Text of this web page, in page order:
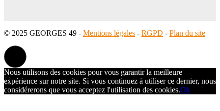
© 2025 GEORGES 49 - Mentions légales - RGPD - Plan du site
Nous utilisons des cookies pour vous garantir la meilleure
expérience sur notre site. Si vous continuez à utiliser ce dernier, nous
considérerons que vous acceptez l'utilisation des cookies.Ok